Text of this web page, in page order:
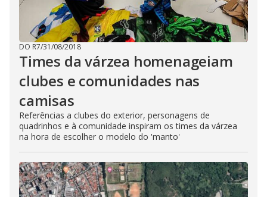
DO R7/31/08/2018
Times da várzea homenageiam
clubes e comunidades nas
camisas
Referências a clubes do exterior, personagens de
quadrinhos e à comunidade inspiram os times da várzea
na hora de escolher o modelo do 'manto'